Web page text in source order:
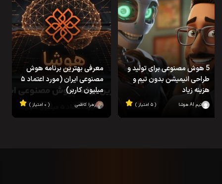
5 هوش مصنوعی برای تولید و
طراحی انیمیشن بدون تیم و
هزینه زیاد
تیم AI هوشا ( ۵ امتیاز )
معرفی بهترین برنامه هوش
مصنوعی ایران (مورد اعتماد ۵
میلیون کاربر)
زهرا کاظمی ( ۰ امتیاز )